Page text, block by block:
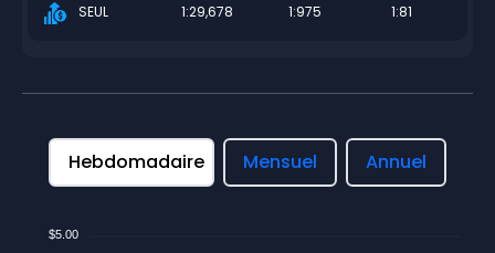
SEUL 1:29,678 1:975 1:81
Hebdomadaire Mensuel Annuel
$5.00